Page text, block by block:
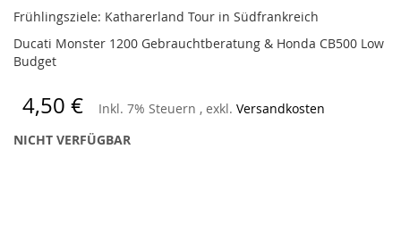
Frühlingsziele: Katharerland Tour in Südfrankreich
Ducati Monster 1200 Gebrauchtberatung & Honda CB500 Low
Budget
4,50 € Inkl. 7% Steuern , exkl. Versandkosten
NICHT VERFÜGBAR